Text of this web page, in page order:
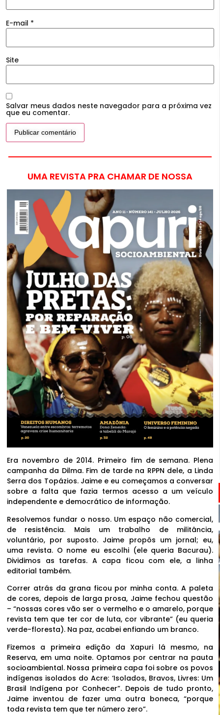
E-mail *
Site
Salvar meus dados neste navegador para a próxima vez
que eu comentar.
UMA REVISTA PRA CHAMAR DE NOSSA
Era novembro de 2014. Primeiro fim de semana. Plena
campanha da Dilma. Fim de tarde na RPPN dele, a Linda
Serra dos Topázios. Jaime e eu começamos a conversar
sobre a falta que fazia termos acesso a um veículo
independente e democrático de informação.
Resolvemos fundar o nosso. Um espaço não comercial,
de resistência. Mais um trabalho de militância,
voluntário, por suposto. Jaime propôs um jornal; eu,
uma revista. O nome eu escolhi (ele queria Bacurau).
Dividimos as tarefas. A capa ficou com ele, a linha
editorial também.
Correr atrás da grana ficou por minha conta. A paleta
de cores, depois de larga prosa, Jaime fechou questão
– “nossas cores vão ser o vermelho e o amarelo, porque
revista tem que ter cor de luta, cor vibrante” (eu queria
verde-floresta). Na paz, acabei enfiando um branco.
Fizemos a primeira edição da Xapuri lá mesmo, na
Reserva, em uma noite. Optamos por centrar na pauta
socioambiental. Nossa primeira capa foi sobre os povos
indígenas isolados do Acre: ‘Isolados, Bravos, Livres: Um
Brasil Indígena por Conhecer”. Depois de tudo pronto,
Jaime inventou de fazer uma outra boneca, “porque
toda revista tem que ter número zero”.